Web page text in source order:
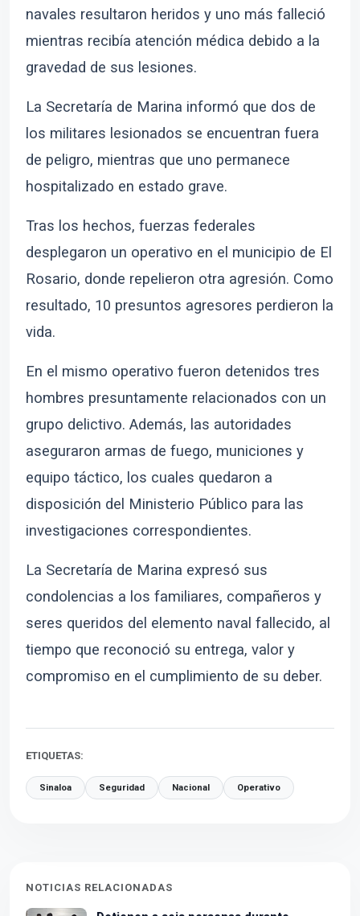
navales resultaron heridos y uno más falleció
mientras recibía atención médica debido a la
gravedad de sus lesiones.
La Secretaría de Marina informó que dos de
los militares lesionados se encuentran fuera
de peligro, mientras que uno permanece
hospitalizado en estado grave.
Tras los hechos, fuerzas federales
desplegaron un operativo en el municipio de El
Rosario, donde repelieron otra agresión. Como
resultado, 10 presuntos agresores perdieron la
vida.
En el mismo operativo fueron detenidos tres
hombres presuntamente relacionados con un
grupo delictivo. Además, las autoridades
aseguraron armas de fuego, municiones y
equipo táctico, los cuales quedaron a
disposición del Ministerio Público para las
investigaciones correspondientes.
La Secretaría de Marina expresó sus
condolencias a los familiares, compañeros y
seres queridos del elemento naval fallecido, al
tiempo que reconoció su entrega, valor y
compromiso en el cumplimiento de su deber.
ETIQUETAS:
Sinaloa Seguridad Nacional Operativo
NOTICIAS RELACIONADAS